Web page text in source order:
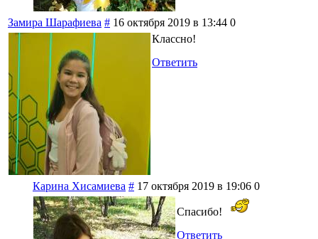
Замира Шарафиева # 16 октября 2019 в 13:44 0
Классно!
Ответить
Карина Хисамиева # 17 октября 2019 в 19:06 0
Спасибо!
Ответить